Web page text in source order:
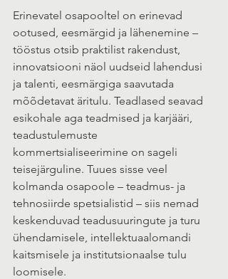
Erinevatel osapooltel on erinevad
ootused, eesmärgid ja lähenemine –
tööstus otsib praktilist rakendust,
innovatsiooni näol uudseid lahendusi
ja talenti, eesmärgiga saavutada
mõõdetavat äritulu. Teadlased seavad
esikohale aga teadmised ja karjääri,
teadustulemuste
kommertsialiseerimine on sageli
teisejärguline. Tuues sisse veel
kolmanda osapoole – teadmus- ja
tehnosiirde spetsialistid – siis nemad
keskenduvad teadusuuringute ja turu
ühendamisele, intellektuaalomandi
kaitsmisele ja institutsionaalse tulu
loomisele.